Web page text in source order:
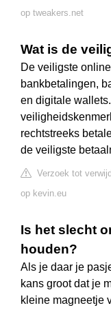
op tweakers.net
Wat is de
De veiligste
bankbetalingen,
en digitale
rechtstreeks
de veiligste
Verzoek tot
op kevin.eu
Is het slecht
houden?
Als je daar je
kans groot dat je
kleine magneetje